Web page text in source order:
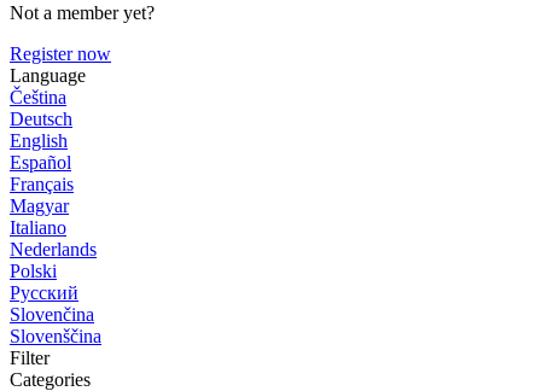
Not a member yet?
Register now
Language
Čeština
Deutsch
English
Español
Français
Magyar
Italiano
Nederlands
Polski
Русский
Slovenčina
Slovenščina
Filter
Categories